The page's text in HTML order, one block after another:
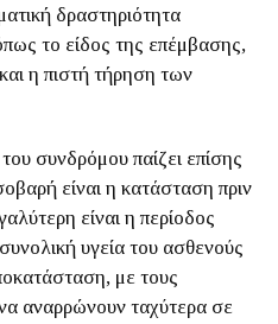
δραστηριότητα
το είδος της επέμβασης,
η πιστή τήρηση των
συνδρόμου παίζει επίσης
είναι η κατάσταση πριν
είναι η περίοδος
υγεία του ασθενούς
με τους
αναρρώνουν ταχύτερα σε